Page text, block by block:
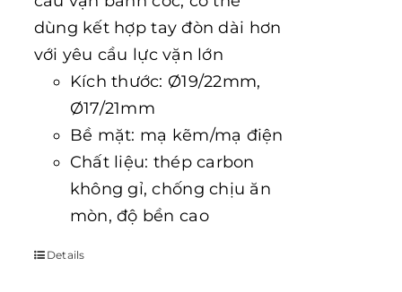
dùng kết hợp tay đòn dài hơn
với yêu cầu lực vặn lớn
Kích thước: Ø19/22mm,
Ø17/21mm
Bề mặt: mạ kẽm/mạ điện
Chất liệu: thép carbon
không gỉ, chống chịu ăn
mòn, độ bền cao
Details